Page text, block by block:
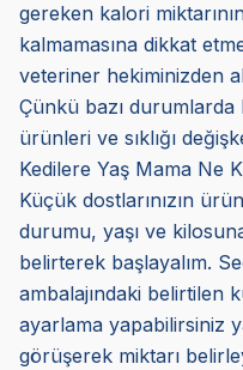
gereken kalori
kalmamasına dikkat
veteriner hekiminizden
Çünkü bazı durumlarda
ürünleri ve sıklığı
Kedilere Yaş Mama Ne
Küçük dostlarınızın
durumu, yaşı ve
belirterek başlayalım.
ambalajındaki belirtilen
ayarlama yapabilirsiniz
görüşerek miktarı